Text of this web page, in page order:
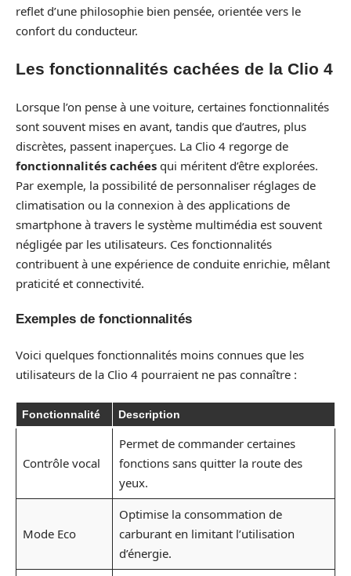
reflet d’une philosophie bien pensée, orientée vers le
confort du conducteur.
Les fonctionnalités cachées de la Clio 4
Lorsque l’on pense à une voiture, certaines fonctionnalités
sont souvent mises en avant, tandis que d’autres, plus
discrètes, passent inaperçues. La Clio 4 regorge de
fonctionnalités cachées qui méritent d’être explorées.
Par exemple, la possibilité de personnaliser réglages de
climatisation ou la connexion à des applications de
smartphone à travers le système multimédia est souvent
négligée par les utilisateurs. Ces fonctionnalités
contribuent à une expérience de conduite enrichie, mêlant
praticité et connectivité.
Exemples de fonctionnalités
Voici quelques fonctionnalités moins connues que les
utilisateurs de la Clio 4 pourraient ne pas connaître :
Fonctionnalité Description
Contrôle vocal
Permet de commander certaines
fonctions sans quitter la route des
yeux.
Mode Eco
Optimise la consommation de
carburant en limitant l’utilisation
d’énergie.